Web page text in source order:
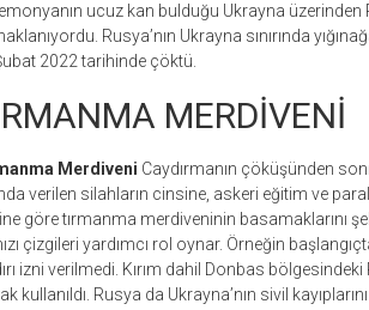
ucuz kan bulduğu Ukrayna üzerinden
Rusya’nın Ukrayna sınırında
2022 tarihinde çöktü.
MERDİVENİ
Merdiveni Caydırmanın çöküşünden
verilen silahların cinsine, askeri eğitim ve
göre tırmanma merdiveninin basamaklarını
çizgileri yardımcı rol oynar. Örneğin
izni verilmedi. Kırım dahil Donbas
kullanıldı. Rusya da Ukrayna’nın sivil